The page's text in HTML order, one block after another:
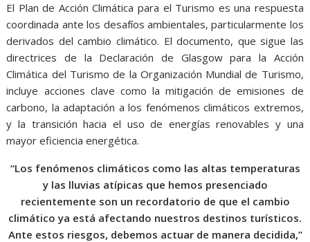
El Plan de Acción Climática para el Turismo es una respuesta
coordinada ante los desafíos ambientales, particularmente los
derivados del cambio climático. El documento, que sigue las
directrices de la Declaración de Glasgow para la Acción
Climática del Turismo de la Organización Mundial de Turismo,
incluye acciones clave como la mitigación de emisiones de
carbono, la adaptación a los fenómenos climáticos extremos,
y la transición hacia el uso de energías renovables y una
mayor eficiencia energética.
“Los fenómenos climáticos como las altas temperaturas
y las lluvias atípicas que hemos presenciado
recientemente son un recordatorio de que el cambio
climático ya está afectando nuestros destinos turísticos.
Ante estos riesgos, debemos actuar de manera decidida,”